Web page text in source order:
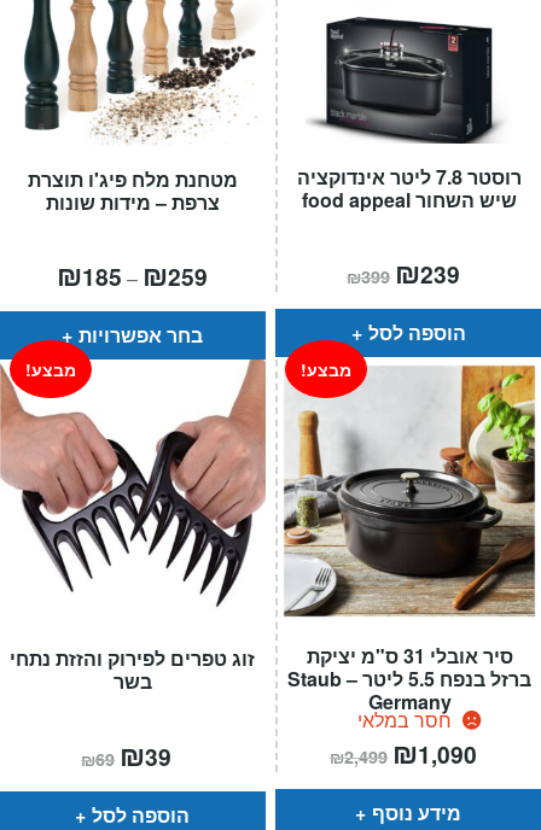
מטחנת מלח פיג'ו תוצרת
צרפת – מידות שונות
₪185 – ₪259
⁦₪185⁩
בחר אפשרויות
רוסטר 7.8 ליטר אינדוקציה
שיש השחור food appeal
₪399 המחיר
המקורי
היה:
₪399.
₪239
הוא:
הוספה לסל
זוג טפרים לפירוק והזזת נתחי
בשר
מבצע!
₪69 המחיר
המקורי
היה:
₪69.
₪39
הוא:
הוספה לסל
סיר אובלי 31 ס"מ יציקת
ברזל בנפח 5.5 ליטר – Staub
Germany
חסר במלאי
מבצע!
₪2,499 המחיר
המקורי
היה:
₪2,499.
₪1,090
הוא:
מידע נוסף